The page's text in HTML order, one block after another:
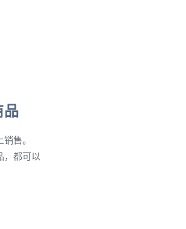
品
售。
，都可以